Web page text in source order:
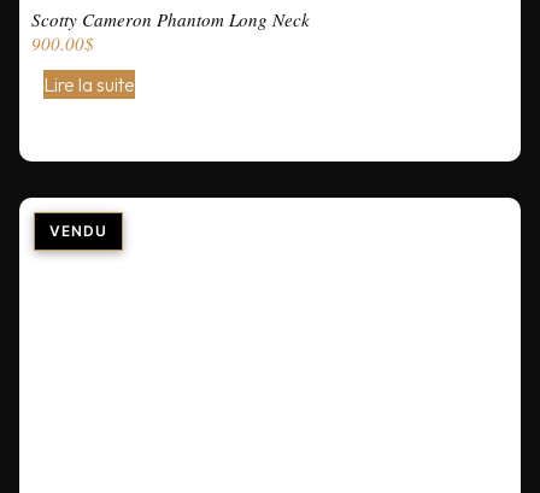
Scotty Cameron Phantom Long Neck
900.00$
Lire la suite